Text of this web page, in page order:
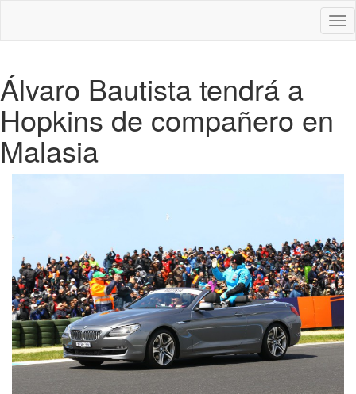
Álvaro Bautista tendrá a
Hopkins de compañero en
Malasia